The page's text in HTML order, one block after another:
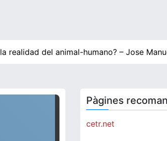
del animal-humano? – Jose
Pàgines
cetr.net